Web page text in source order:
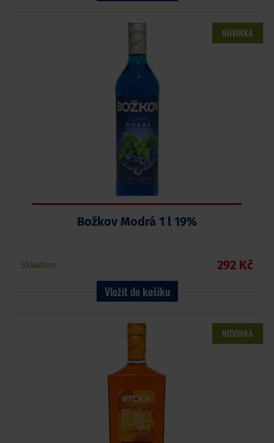
Božkov Modrá 1 l 19%
Skladem 292 Kč
Vložit do košíku
NOVINKA
NOVINKA